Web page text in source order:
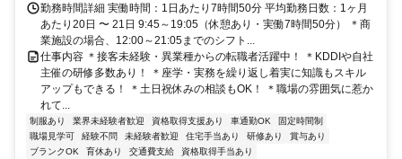
勤務時間詳細 実働時間：1日あたり7時間50分 平均勤務日数：1ヶ月
あたり20日 〜 21日 9:45～19:05（休憩あり・実働7時間50分） ＊商
業施設の場合、12:00～21:05までのシフト...
仕事内容 ＊接客未経験・異業種からの転職者活躍中！ ＊KDDIや自社
主催の研修多数あり！ ＊座学・実務を繰り返し着実に知識もスキル
アップもできる！ ＊土日祝休みの相談もOK！ ＊職場の雰囲気に惹か
れて...
制服あり 業界未経験者歓迎 資格取得支援あり 車通勤OK
固定時間制
職場見学可
経験不問 未経験者歓迎 住宅手当あり 研修あり
賞与あり
ブランクOK
育休あり 交通費支給 資格取得手当あり